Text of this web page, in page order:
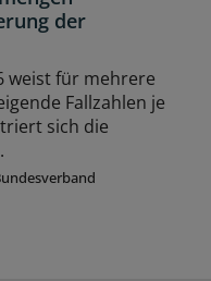
der
weist für mehrere
Fallzahlen je
sich die